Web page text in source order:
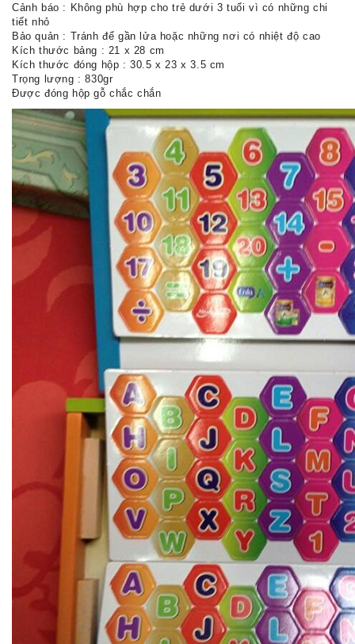
Cảnh báo : Không phù hợp cho trẻ dưới 3 tuổi vì có những chi
tiết nhỏ
Bảo quản : Tránh để gần lửa hoặc những nơi có nhiệt độ cao
Kích thước bảng : 21 x 28 cm
Kích thước đóng hộp : 30.5 x 23 x 3.5 cm
Trọng lượng : 830gr
Được đóng hộp gỗ chắc chắn